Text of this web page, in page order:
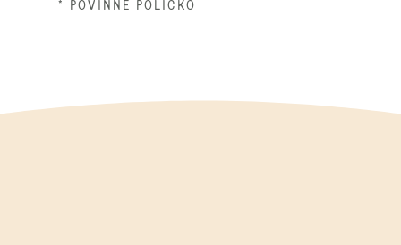
* POVINNÉ POLÍČKO